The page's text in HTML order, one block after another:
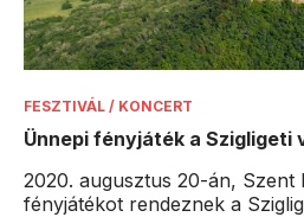
FESZTIVÁL / KONCERT
Ünnepi fényjáték a Szigligeti
2020. augusztus 20-án, Szent
fényjátékot rendeznek a